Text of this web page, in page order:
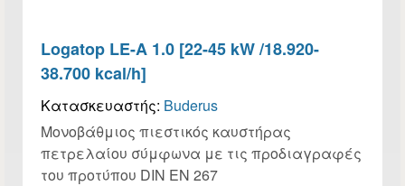
Logatop LE-A 1.0 [22-45 kW /18.920-
38.700 kcal/h]
Κατασκευαστής: Buderus
Μονοβάθμιος πιεστικός καυστήρας
πετρελαίου σύμφωνα με τις προδιαγραφές
του προτύπου DIN EN 267